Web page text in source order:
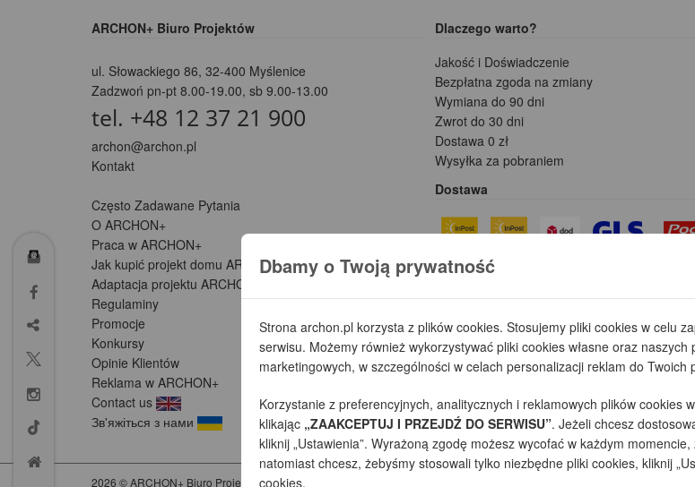
ARCHON+ Biuro Projektów
ul. Słowackiego 86, 32-400 Myślenice
Zadzwoń pn-pt 8.00-19.00, sb 9.00-13.00
tel. +48 12 37 21 900
archon@archon.pl
Kontakt
Często Zadawane Pytania
O ARCHON+
Praca w ARCHON+
Jak kupić projekt domu ARCHON+
Adaptacja projektu ARCHON+ (Partnerzy)
Regulaminy
Promocje
Konkursy
Opinie Klientów
Reklama w ARCHON+
Contact us
Зв'яжіться з нами
Dlaczego warto?
Jakość i Doświadczenie
Bezpłatna zgoda na zmiany
Wymiana do 90 dni
Zwrot do 30 dni
Dostawa 0 zł
Wysyłka za pobraniem
Dostawa
Płatności
2026 © ARCHON+ Biuro Projektów - Tradycyjne i nowoczesne gotowe projekty domów - autorska pracownia
Dbamy o Twoją prywatność
Strona archon.pl korzysta z plików cookies. Stosujemy pliki cookies w celu
serwisu. Możemy również wykorzystywać pliki cookies własne oraz
marketingowych, w szczególności w celach personalizacji reklam do Twoich
Korzystanie z preferencyjnych, analitycznych i reklamowych plików cookies
klikając „ZAAKCEPTUJ I PRZEJDŹ DO SERWISU”. Jeżeli chcesz
kliknij „Ustawienia”. Wyrażoną zgodę możesz wycofać w każdym
natomiast chcesz, żebyśmy stosowali tylko niezbędne pliki cookies, kliknij
cookies.